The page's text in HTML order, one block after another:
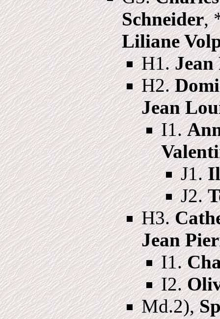
Schneider,
Liliane
H1.Jean
H2.
Jean
I1.
J1.
J2.
H3.
Jean
I1.
I2.
Md.2),